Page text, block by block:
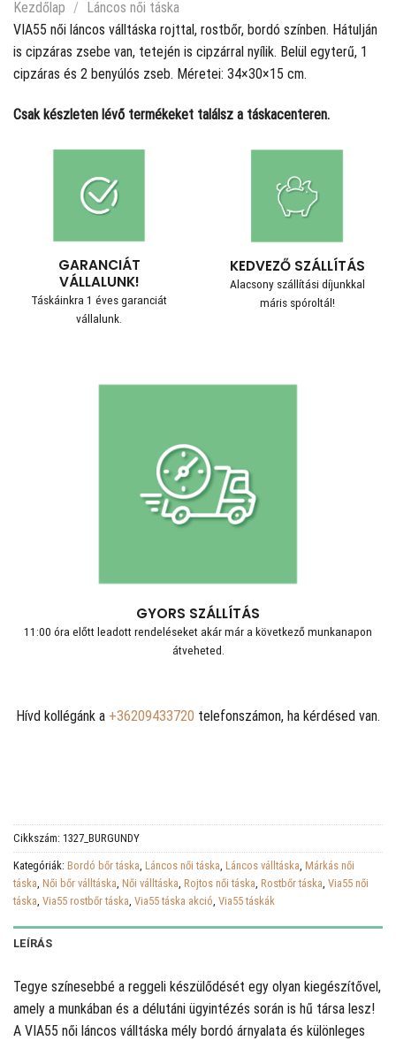
Kezdőlap /
Láncos női táska
VIA55 női láncos válltáska rojttal, rostbőr, bordó színben. Hátulján
is cipzáras zsebe van, tetején is cipzárral nyílik. Belül egyterű, 1
cipzáras és 2 benyúlós zseb. Méretei: 34×30×15 cm.
Csak készleten lévő termékeket találsz a táskacenteren.
GARANCIÁT
VÁLLALUNK!
Táskáinkra 1 éves garanciát
vállalunk.
KEDVEZŐ SZÁLLÍTÁS
Alacsony szállítási díjunkkal
máris spóroltál!
GYORS SZÁLLÍTÁS
11:00 óra előtt leadott rendeléseket akár már a következő munkanapon
átveheted.
Hívd kollégánk a +36209433720 telefonszámon, ha kérdésed van.
Cikkszám: 1327_BURGUNDY
Kategóriák: Bordó bőr táska, Láncos női táska, Láncos válltáska, Márkás női
táska, Női bőr válltáska, Női válltáska, Rojtos női táska, Rostbőr táska, Via55 női
táska, Via55 rostbőr táska, Via55 táska akció, Via55 táskák
LEÍRÁS
Tegye színesebbé a reggeli készülődését egy olyan kiegészítővel,
amely a munkában és a délutáni ügyintézés során is hű társa lesz!
A VIA55 női láncos válltáska mély bordó árnyalata és különleges